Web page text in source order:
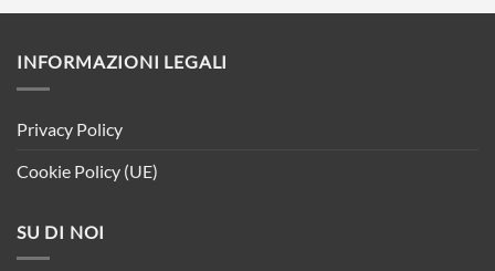
INFORMAZIONI LEGALI
Privacy Policy
Cookie Policy (UE)
SU DI NOI